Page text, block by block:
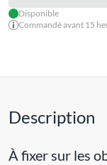
Disponible
Commandé avant 15
Description
À fixer sur les